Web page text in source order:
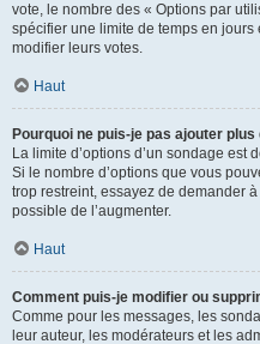
vote, le nombre des « Options par
spécifier une limite de temps en
modifier leurs votes.
Haut
Pourquoi ne puis-je pas ajouter plus
La limite d’options d’un sondage
Si le nombre d’options que vous
trop restreint, essayez de demander
possible de l’augmenter.
Haut
Comment puis-je modifier ou
Comme pour les messages, les
leur auteur, les modérateurs et les